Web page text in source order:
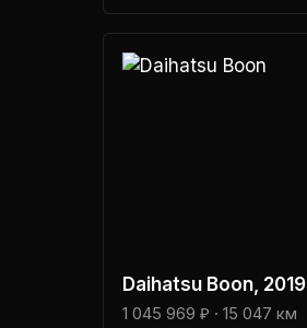
Daihatsu Boon , 2019
1 045 969 ₽ · 15 047 км